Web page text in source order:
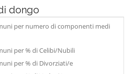
dongo
per numero di componenti medi
per % di Celibi/Nubili
per % di Divorziati/e